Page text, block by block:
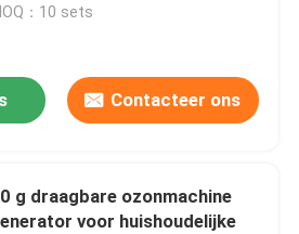
：10 sets
Contacteer ons
g draagbare ozonmachine
voor huishoudelijke